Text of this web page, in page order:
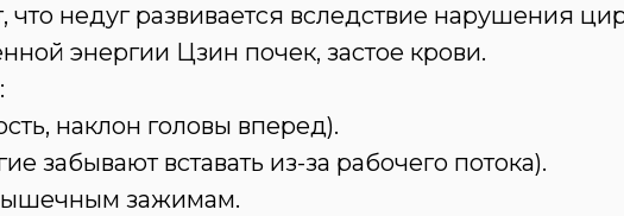
что недуг развивается вследствие нарушения
энергии Цзин почек, застое крови.
наклон головы вперед).
забывают вставать из-за рабочего потока).
зажимам.